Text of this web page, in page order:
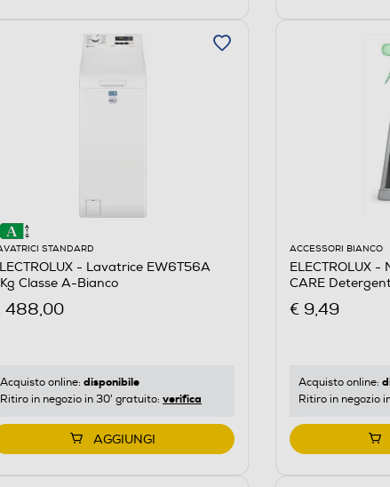
STANDARD
- Lavatrice EW6T56A
Classe A-Bianco
488,00
Acquisto online: disponibile
Ritiro in negozio in 30' gratuito: verifica
AGGIUNGI
ACCESSORI BIANCO
ELECTROLUX -
CARE
€ 9,49
Acquisto online:
Ritiro in negozio